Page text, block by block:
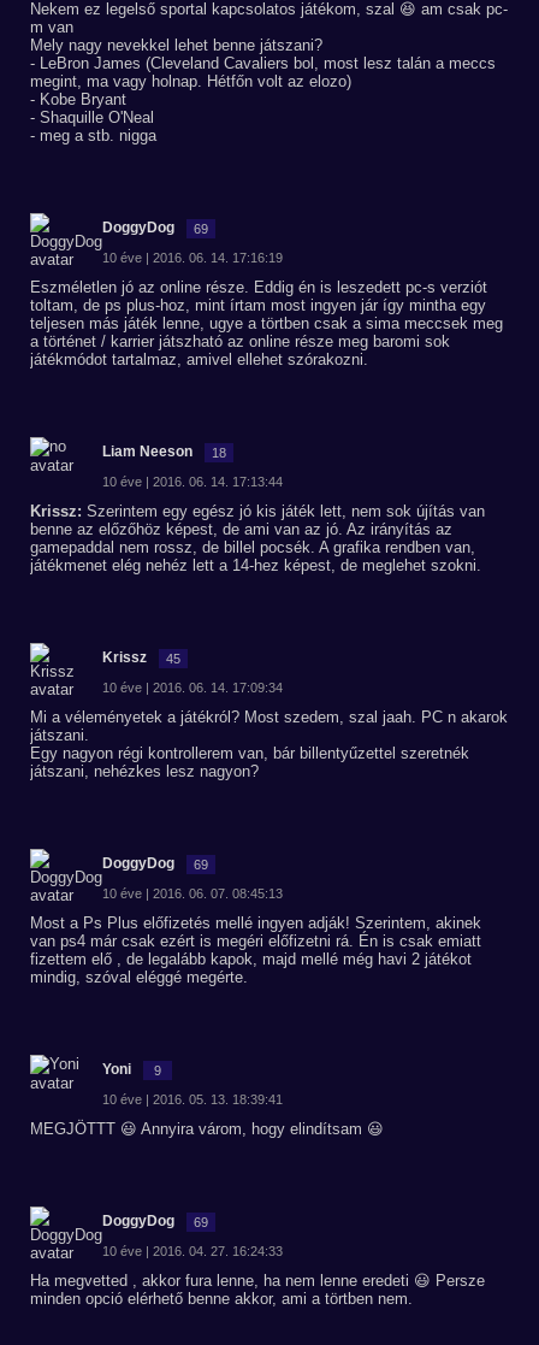
Nekem ez legelső sportal kapcsolatos játékom, szal 😆 am csak pc-
m van
Mely nagy nevekkel lehet benne játszani?
- LeBron James (Cleveland Cavaliers bol, most lesz talán a meccs
megint, ma vagy holnap. Hétfőn volt az elozo)
- Kobe Bryant
- Shaquille O'Neal
- meg a stb. nigga
DoggyDog 69
10 éve | 2016. 06. 14. 17:16:19
Eszméletlen jó az online része. Eddig én is leszedett pc-s verziót
toltam, de ps plus-hoz, mint írtam most ingyen jár így mintha egy
teljesen más játék lenne, ugye a törtben csak a sima meccsek meg
a történet / karrier játszható az online része meg baromi sok
játékmódot tartalmaz, amivel ellehet szórakozni.
Liam Neeson 18
10 éve | 2016. 06. 14. 17:13:44
Krissz: Szerintem egy egész jó kis játék lett, nem sok újítás van
benne az előzőhöz képest, de ami van az jó. Az irányítás az
gamepaddal nem rossz, de billel pocsék. A grafika rendben van,
játékmenet elég nehéz lett a 14-hez képest, de meglehet szokni.
Krissz 45
10 éve | 2016. 06. 14. 17:09:34
Mi a véleményetek a játékról? Most szedem, szal jaah. PC n akarok
játszani.
Egy nagyon régi kontrollerem van, bár billentyűzettel szeretnék
játszani, nehézkes lesz nagyon?
DoggyDog 69
10 éve | 2016. 06. 07. 08:45:13
Most a Ps Plus előfizetés mellé ingyen adják! Szerintem, akinek
van ps4 már csak ezért is megéri előfizetni rá. Én is csak emiatt
fizettem elő , de legalább kapok, majd mellé még havi 2 játékot
mindig, szóval eléggé megérte.
Yoni 9
10 éve | 2016. 05. 13. 18:39:41
MEGJÖTTT 😃 Annyira várom, hogy elindítsam 😃
DoggyDog 69
10 éve | 2016. 04. 27. 16:24:33
Ha megvetted , akkor fura lenne, ha nem lenne eredeti 😃 Persze
minden opció elérhető benne akkor, ami a törtben nem.